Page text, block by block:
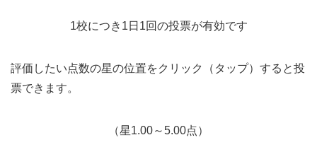
1校につき1日1回の投票が有効です
評価したい点数の星の位置をクリック（タップ）すると投
票できます。
（星1.00～5.00点）